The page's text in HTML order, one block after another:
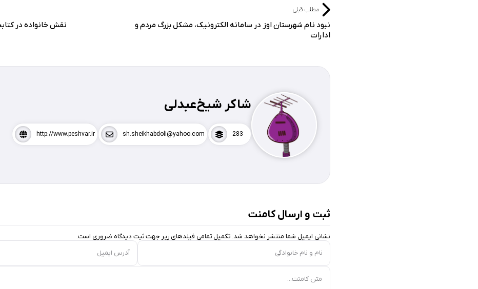
مطلب قبلی
نبود نام شهرستان اوز در سامانه الکترونیک، مشکل بزرگ مردم و
ادارات
نقش خانواده در
شاکر شیخ‌عبدلی
283
sh.sheikhabdoli@yahoo.com
http://www.peshvar.ir
ثبت و ارسال کامنت
نشانی ایمیل شما منتشر نخواهد شد. تکمیل تمامی فیلد‌های زیر جهت ثبت دیدگاه ضروری است.
نام و نام خانوادگی
آدرس ایمیل
متن کامنت...